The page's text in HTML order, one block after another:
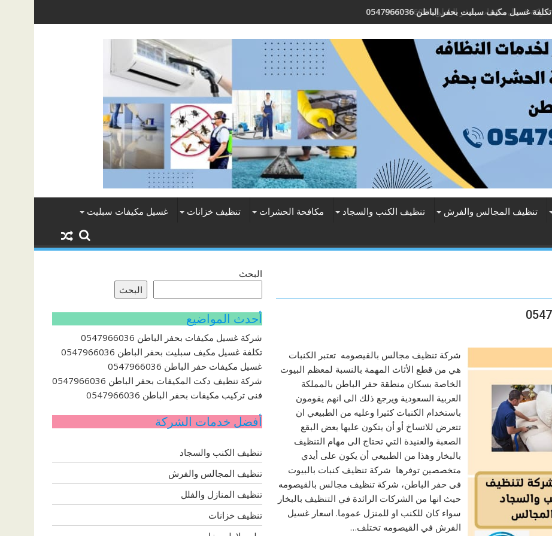
تكلفة غسيل مكيف سبليت بحفر الباطن 0547966036
تنظيف المجالس والفرش تنظيف الكنب والسجاد مكافحة الحشرات تنظيف خزانات غسيل مكيفات سبليت
شركة تنظيف مجالس بالقيصومه تعتبر الكنبات
هي من قطع الأثاث المهمة بالنسبة لمعظم البيوت
الخاصة بسكان منطقة حفر الباطن بالمملكة
العربية السعودية ويرجع ذلك الى انهم يقومون
باستخدام الكنبات كثيرا وعليه من الطبيعي ان
تتعرض للاتساخ أو أن يتكون عليها بعض البقع
الصعبة والعنيدة التي تحتاج الى مهام التنظيف
بالبخار وهذا من الطبيعي أن يكون على أيدي
متخصصين توفرها شركة تنظيف كنبات بالبيوت
فى حفر الباطن، شركة تنظيف مجالس بالقيصومه
حيث انها من الشركات الرائدة في التنظيف بالبخار
سواء كان للكنب او للمنزل عموما. اسعار غسيل
الفرش في القيصومه تختلف…
البحث
البحث
أحدث المواضيع
شركة غسيل مكيفات بحفر الباطن 0547966036
تكلفة غسيل مكيف سبليت بحفر الباطن 0547966036
غسيل مكيفات حفر الباطن 0547966036
شركة تنظيف دكت المكيفات بحفر الباطن 0547966036
فنى تركيب مكيفات بحفر الباطن 0547966036
أفضل خدمات الشركة
تنظيف الكنب والسجاد
تنظيف المجالس والفرش
تنظيف المنازل والفلل
تنظيف خزانات